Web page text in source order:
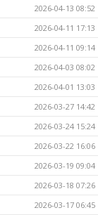
2026-04-13 08:52
2026-04-11 17:13
2026-04-11 09:14
2026-04-03 08:02
2026-04-01 13:03
2026-03-27 14:42
2026-03-24 15:24
2026-03-22 16:06
2026-03-19 09:04
2026-03-18 07:26
2026-03-17 06:45